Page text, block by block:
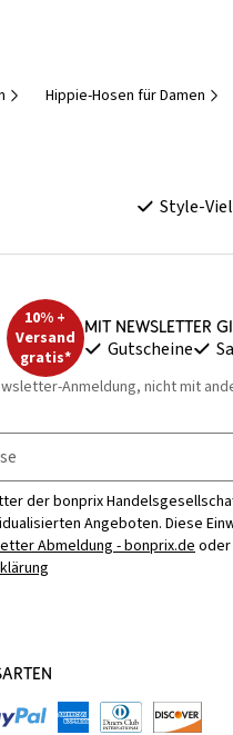
Hippie-Hosen für Damen
Style-
10% +
Versand
gratis*
Mit Newsletter
Gutscheine
Anmeldung, nicht mit
der bonprix
Angeboten. Diese
Abmeldung - bonprix.deoder